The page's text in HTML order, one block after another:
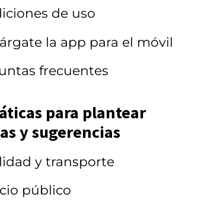
de uso
la app para el móvil
frecuentes
para plantear
y sugerencias
y transporte
público